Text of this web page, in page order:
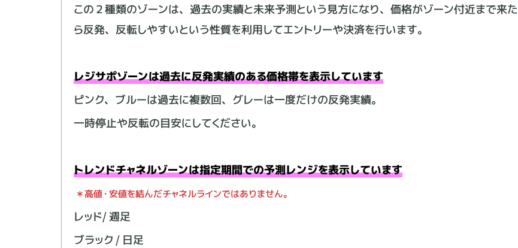
個別講座はサロンのような複数の方に同じ内容をお話しするものではなく、「ゾーントレー
ド」を軸に個別でその方にあったスタイルを身につける事を目標にしており、同時期にお受け
YouTube、Twitter、ブログでの広告やリンクの掲載等は主に個別講座やキャンペーンの開催
を目的としています。
この２種類のゾーンは、過去の実績と未来予測という見方になり、価格がゾーン付近まで来た
ら反発、反転しやすいという性質を利用してエントリーや決済を行います。
レジサポゾーンは過去に反発実績のある価格帯を表示しています
ピンク、ブルーは過去に複数回、グレーは一度だけの反発実績。
一時停止や反転の目安にしてください。
トレンドチャネルゾーンは指定期間での予測レンジを表示しています
＊高値・安値を結んだチャネルラインではありません。
レッド/ 週足
ブラック / 日足